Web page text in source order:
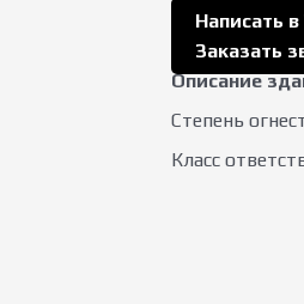
Написать
Заказать
Описание
Степень
Класс